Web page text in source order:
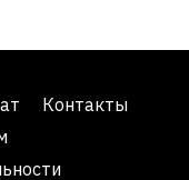
Контакты